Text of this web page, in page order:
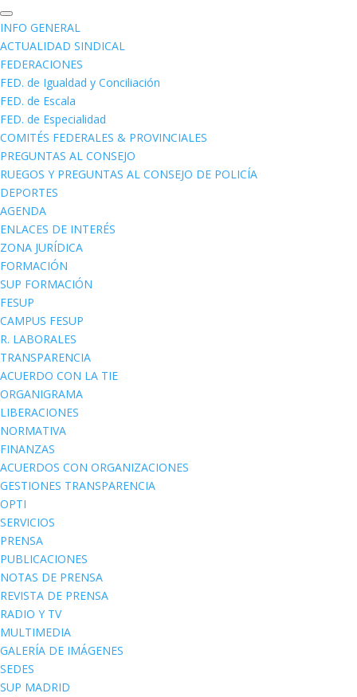
INFO GENERAL
ACTUALIDAD SINDICAL
FEDERACIONES
FED. de Igualdad y Conciliación
FED. de Escala
FED. de Especialidad
COMITÉS FEDERALES & PROVINCIALES
PREGUNTAS AL CONSEJO
RUEGOS Y PREGUNTAS AL CONSEJO DE POLICÍA
DEPORTES
AGENDA
ENLACES DE INTERÉS
ZONA JURÍDICA
FORMACIÓN
SUP FORMACIÓN
FESUP
CAMPUS FESUP
R. LABORALES
TRANSPARENCIA
ACUERDO CON LA TIE
ORGANIGRAMA
LIBERACIONES
NORMATIVA
FINANZAS
ACUERDOS CON ORGANIZACIONES
GESTIONES TRANSPARENCIA
OPTI
SERVICIOS
PRENSA
PUBLICACIONES
NOTAS DE PRENSA
REVISTA DE PRENSA
RADIO Y TV
MULTIMEDIA
GALERÍA DE IMÁGENES
SEDES
SUP MADRID